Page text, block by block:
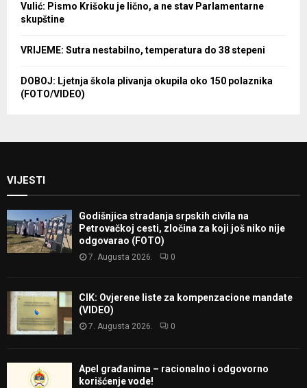
Vulić: Pismo Krišoku je lično, a ne stav Parlamentarne
skupštine
VRIJEME: Sutra nestabilno, temperatura do 38 stepeni
DOBOJ: Ljetnja škola plivanja okupila oko 150 polaznika
(FOTO/VIDEO)
VIJESTI
Godišnjica stradanja srpskih civila na
Petrovačkoj cesti, zločina za koji još niko nije
odgovarao (FOTO)
7. Augusta 2026. 0
CIK: Ovjerene liste za kompenzacione mandate
(VIDEO)
7. Augusta 2026. 0
Apel građanima – racionalno i odgovorno
korišćenje vode!